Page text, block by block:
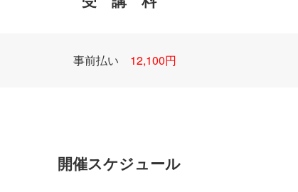
事前払い 12,100円
開催スケジュール